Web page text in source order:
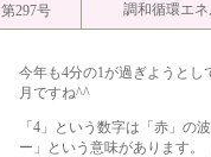
第297号 調和循環エ
今年も4分の1が過ぎようと
月ですね^^
「4」という数字は「赤」の
ー」という意味があります。